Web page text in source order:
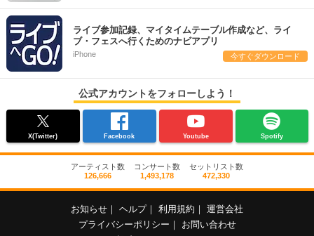
ライブ参加記録、マイタイムテーブル作成など、ライ
ブ・フェスへ行くためのナビアプリ
iPhone 今すぐダウンロード
公式アカウントをフォローしよう！
X(Twitter) Facebook Youtube Spotify
アーティスト数
126,666
コンサート数
1,493,178
セットリスト数
472,330
お知らせ ヘルプ 利用規約
運営会社
プライバシーポリシー
お問い合わせ